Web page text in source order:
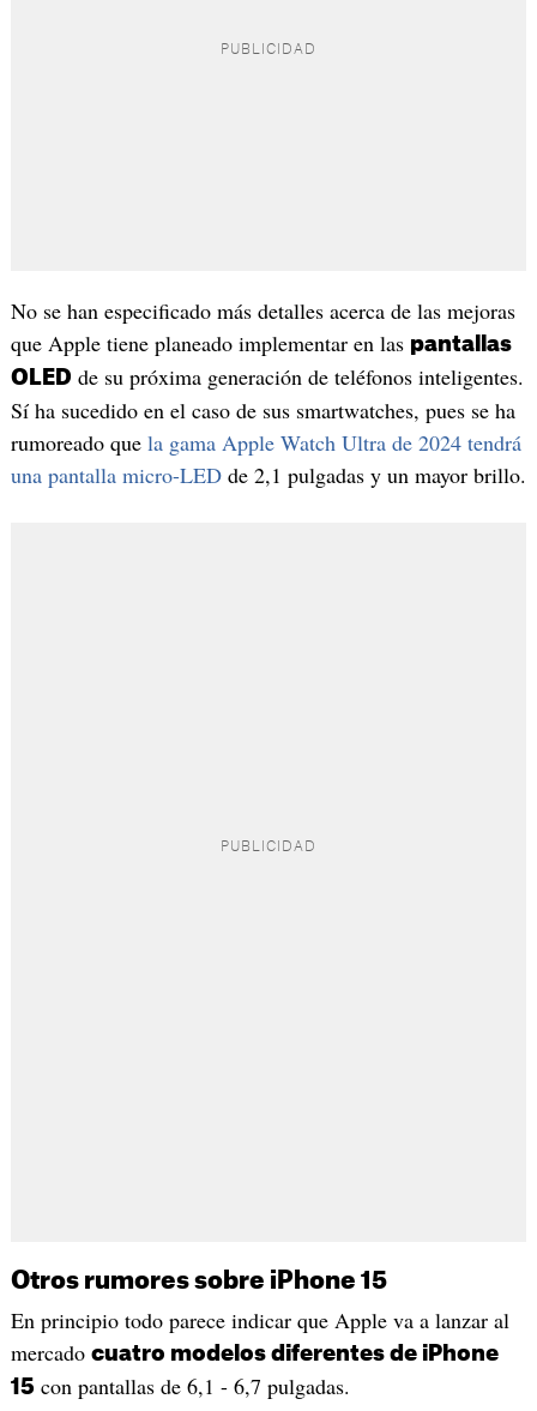
No se han especificado más detalles acerca de las mejoras
que Apple tiene planeado implementar en las pantallas
OLED de su próxima generación de teléfonos inteligentes.
Sí ha sucedido en el caso de sus smartwatches, pues se ha
rumoreado que la gama Apple Watch Ultra de 2024 tendrá
una pantalla micro-LEDde 2,1 pulgadas y un mayor brillo.
Otros rumores sobre iPhone 15
En principio todo parece indicar que Apple va a lanzar al
mercado cuatro modelos diferentes de iPhone
15con pantallas de 6,1 - 6,7 pulgadas.